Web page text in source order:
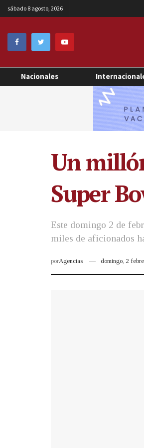
sábado 8 agosto, 2026
Nacionales
Un
Super
Este domingo 2 de
miles de aficionados
porAgencias domingo, 2